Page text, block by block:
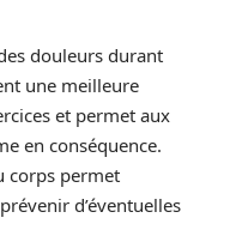
douleurs durant
une meilleure
et permet aux
en conséquence.
corps permet
d’éventuelles